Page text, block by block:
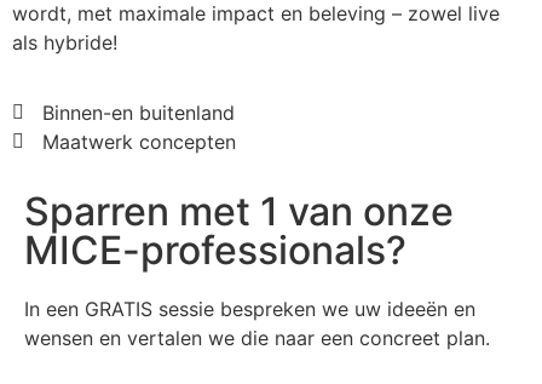
wordt, met maximale impact en beleving – zowel live
als hybride!
Binnen-en buitenland
Maatwerk concepten
Sparren met 1 van onze
MICE-professionals?
In een GRATIS sessie bespreken we uw ideeën en
wensen en vertalen we die naar een concreet plan.